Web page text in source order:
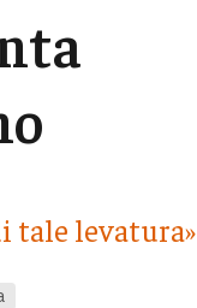
tale levatura»